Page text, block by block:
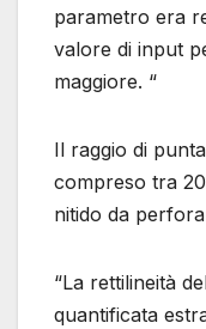
parametro era
valore di input
maggiore. “
Il raggio di
compreso tra
nitido da
“La rettilineità
quantificata